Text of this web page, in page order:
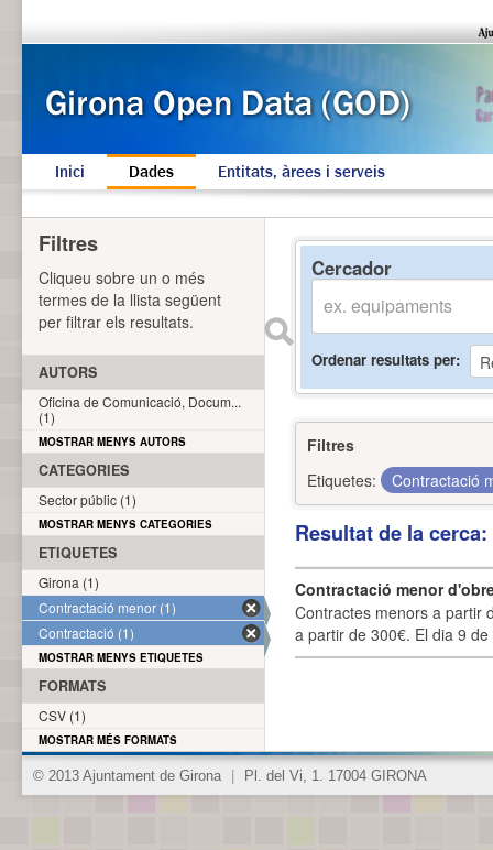
Inici Dades Entitats, àrees i serveis
Cercador
Ordenar resultats per
Filtres
Etiquetes:
Contractació
Resultat de la
Contractació menor
Contractes menors a partir
a partir de 300€. El dia 9
Filtres
Cliqueu sobre un o més
termes de la llista següent
per filtrar els resultats.
AUTORS
Oficina de Comunicació, Docum...
(1)
MOSTRAR MENYS AUTORS
CATEGORIES
Sector públic (1)
MOSTRAR MENYS CATEGORIES
ETIQUETES
Girona (1)
Contractació menor (1)
Contractació (1)
MOSTRAR MENYS ETIQUETES
FORMATS
CSV (1)
MOSTRAR MÉS FORMATS
© 2013 Ajuntament de Girona Pl. del Vi, 1. 17004 GIRONA